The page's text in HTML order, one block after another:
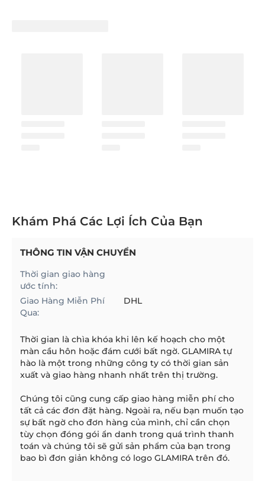
Khám Phá Các Lợi Ích Của Bạn
THÔNG TIN VẬN CHUYỂN
Thời gian giao hàng
ước tính:
Giao Hàng Miễn Phí
Qua:
DHL
Thời gian là chìa khóa khi lên kế hoạch cho một
màn cầu hôn hoặc đám cưới bất ngờ. GLAMIRA tự
hào là một trong những công ty có thời gian sản
xuất và giao hàng nhanh nhất trên thị trường.
Chúng tôi cũng cung cấp giao hàng miễn phí cho
tất cả các đơn đặt hàng. Ngoài ra, nếu bạn muốn tạo
sự bất ngờ cho đơn hàng của mình, chỉ cần chọn
tùy chọn đóng gói ẩn danh trong quá trình thanh
toán và chúng tôi sẽ gửi sản phẩm của bạn trong
bao bì đơn giản không có logo GLAMIRA trên đó.